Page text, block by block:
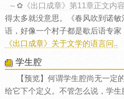
～✿《出口成章》第11章正文内
得太多就没意思。《春风吹到诺
语，好像一个村子都是歇后语专家
《出口成章》关于文学的语言问..
学生腔
【预览】何谓学生腔尚无一定
给它下个定义。不管怎么说，学生